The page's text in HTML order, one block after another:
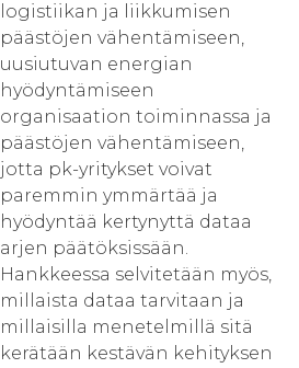
logistiikan ja liikkumisen
päästöjen vähentämiseen,
uusiutuvan energian
hyödyntämiseen
organisaation toiminnassa ja
päästöjen vähentämiseen,
jotta pk-yritykset voivat
paremmin ymmärtää ja
hyödyntää kertynyttä dataa
arjen päätöksissään.
Hankkeessa selvitetään myös,
millaista dataa tarvitaan ja
millaisilla menetelmillä sitä
kerätään kestävän kehityksen